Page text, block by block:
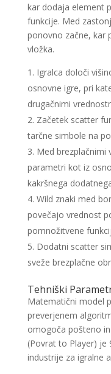
kar dodaja element
funkcije. Med
ponovno začne, kar
vložka.
Igralca določi
osnovne igre, pri
drugačnimi
Začetek scatter
tarčne simbole na
Med brezplačnimi
parametri kot iz
kakršnega
Wild znaki med
povečajo vrednost
pomnožitvene
Dodatni scatter
sveže brezplačne
Tehniški
Matematični model
preverjenem
omogoča pošteno
(Povrat to Player) je
industrije za igralne